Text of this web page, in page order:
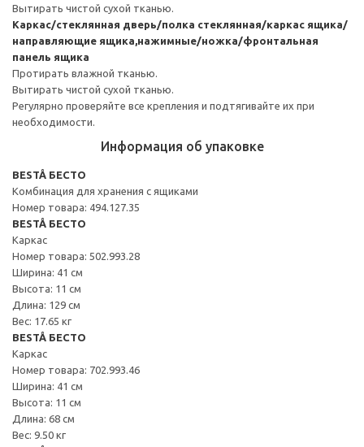
Вытирать чистой сухой тканью.
Каркас/стеклянная дверь/полка стеклянная/каркас ящика/
направляющие ящика,нажимные/ножка/фронтальная
панель ящика
Протирать влажной тканью.
Вытирать чистой сухой тканью.
Регулярно проверяйте все крепления и подтягивайте их при
необходимости.
Информация об упаковке
BESTÅ БЕСТО
Комбинация для хранения с ящиками
Номер товара: 494.127.35
BESTÅ БЕСТО
Каркас
Номер товара: 502.993.28
Ширина: 41 см
Высота: 11 см
Длина: 129 см
Вес: 17.65 кг
BESTÅ БЕСТО
Каркас
Номер товара: 702.993.46
Ширина: 41 см
Высота: 11 см
Длина: 68 см
Вес: 9.50 кг